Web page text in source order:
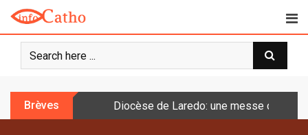
o
Brèves Diocèse de Laredo: une messe